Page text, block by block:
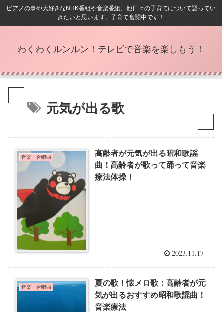
ピアノの事や大好きなNHK番組や音楽番組、他日々の子育てについて語ってい
きたいと思います。子育て奮闘中です！
わくわくルンルン！テレビで音楽を楽しもう！
元気が出る歌
音楽・合唱曲
高齢者が元気が出る昭和歌謡
曲！高齢者が歌って踊って音楽
療法体操！
2023.11.17
音楽・合唱曲
夏の歌！懐メロ歌：高齢者が元
気が出るおすすめ昭和歌謡曲！
音楽療法